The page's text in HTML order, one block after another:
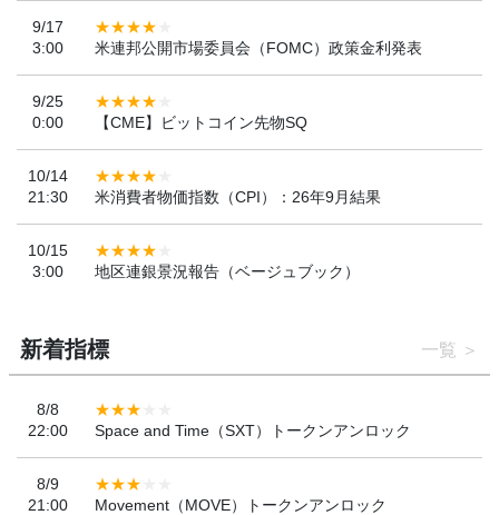
9/17
3:00
米連邦公開市場委員会（FOMC）政策金利発表
9/25
0:00
【CME】ビットコイン先物SQ
10/14
21:30
米消費者物価指数（CPI）：26年9月結果
10/15
3:00
地区連銀景況報告（ベージュブック）
新着指標 一覧
8/8
22:00
Space and Time（SXT）トークンアンロック
8/9
21:00
Movement（MOVE）トークンアンロック